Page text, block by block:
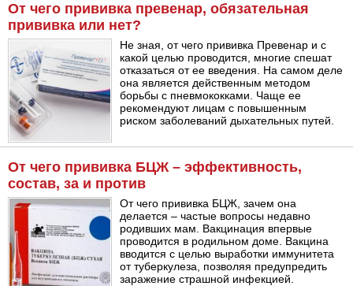
От чего прививка превенар, обязательная
прививка или нет?
Не зная, от чего прививка Превенар и с
какой целью проводится, многие спешат
отказаться от ее введения. На самом деле
она является действенным методом
борьбы с пневмококками. Чаще ее
рекомендуют лицам с повышенным
риском заболеваний дыхательных путей.
От чего прививка БЦЖ – эффективность,
состав, за и против
От чего прививка БЦЖ, зачем она
делается – частые вопросы недавно
родивших мам. Вакцинация впервые
проводится в родильном доме. Вакцина
вводится с целью выработки иммунитета
от туберкулеза, позволяя предупредить
заражение страшной инфекцией.